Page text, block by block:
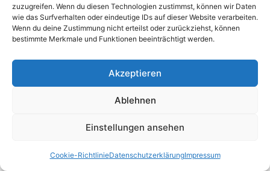
zuzugreifen. Wenn du diesen Technologien zustimmst, können wir Daten
wie das Surfverhalten oder eindeutige IDs auf dieser Website verarbeiten.
Wenn du deine Zustimmung nicht erteilst oder zurückziehst, können
bestimmte Merkmale und Funktionen beeinträchtigt werden.
Akzeptieren
Ablehnen
Einstellungen ansehen
Cookie-RichtlinieDatenschutzerklärungImpressum
Vertragsverhältnis.
Die Verarbeitung dient insbesondere der
Nebenpflichten. Hierzu zählen die Erbringung
der vereinbarten Leistungen, etwaige
Aktualisierungs- und Informationspflichten, die
sonstigen Leistungsstörungen, die Abwicklung
Dauerschuldverhältnissen, Rückabwicklungen,